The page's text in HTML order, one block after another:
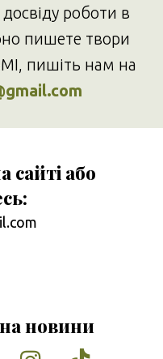
роботи в
пишете твори
пишіть нам на
сайті або
новини